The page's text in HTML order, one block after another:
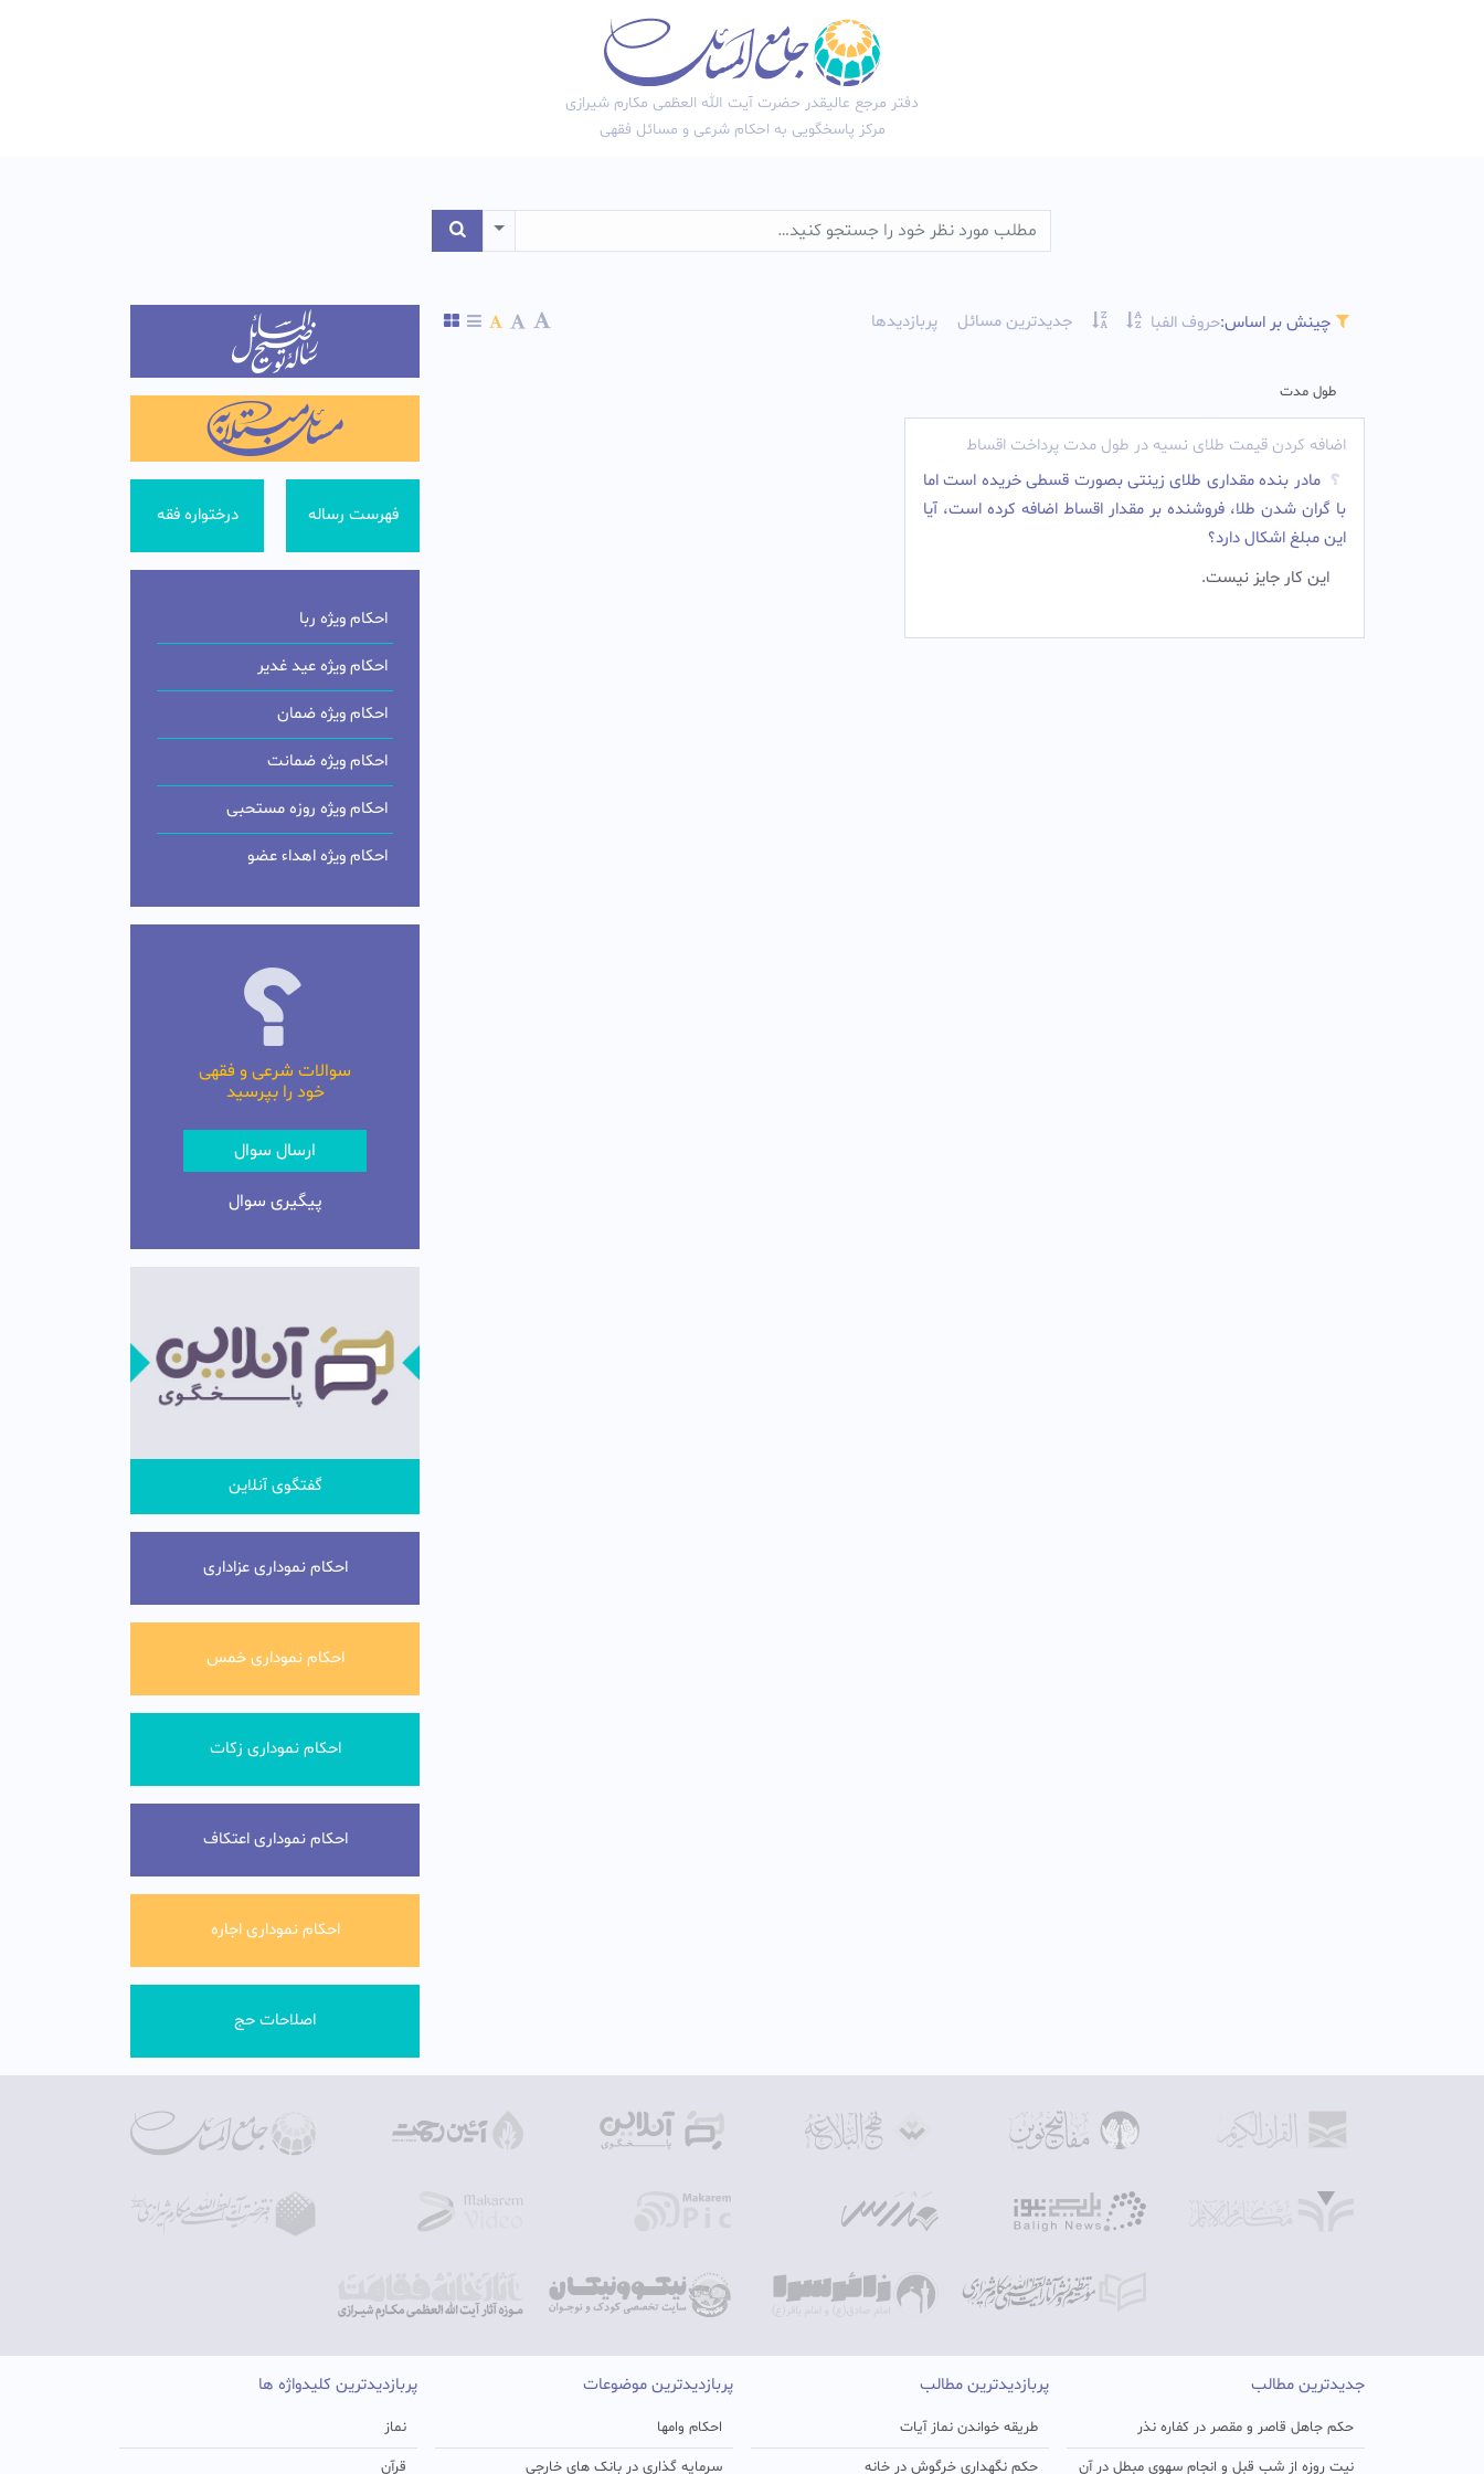
دفتر مرجع عالیقدر حضرت آیت الله العظمی مکارم شیرازی
مرکز پاسخگویی به احکام شرعی و مسائل فقهی
Toggle Dropdown
چینش بر اساس:حروف الفبا جدیدترین مسائل پربازدیدها
طول مدت
اضافه کردن قیمت طلای نسیه در طول مدت پرداخت اقساط
مادر بنده مقداری طلای زینتی بصورت قسطی خریده است اما
با گران شدن طلا، فروشنده بر مقدار اقساط اضافه کرده است، آیا
این مبلغ اشکال دارد؟
این کار جایز نیست.
فهرست رساله درختواره فقه
احکام ویژه ربا
احکام ویژه عید غدیر
احکام ویژه ضمان
احکام ویژه ضمانت
احکام ویژه روزه مستحبی
احکام ویژه اهداء عضو
سوالات شرعی و فقهی
خود را بپرسید
ارسال سوال
پیگیری سوال
گفتگوی آنلاین
احکام نموداری عزاداری
احکام نموداری خمس
احکام نموداری زکات
احکام نموداری اعتکاف
احکام نموداری اجاره
اصلاحات حج
جدیدترین مطالب
حکم جاهل قاصر و مقصر در کفاره نذر
نیت روزه از شب قبل و انجام سهوی مبطل در آن
پربازدیدترین مطالب
طریقه خواندن نماز آیات
حکم نگهداری خرگوش در خانه
پربازدیدترین موضوعات
احکام وامها
سرمایه گذاری در بانک های خارجی
پربازدیدترین کلیدواژه ها
نماز
قرآن